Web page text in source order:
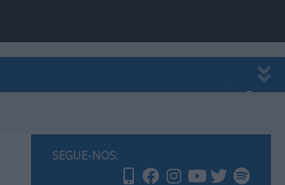
SEGUE-NOS: